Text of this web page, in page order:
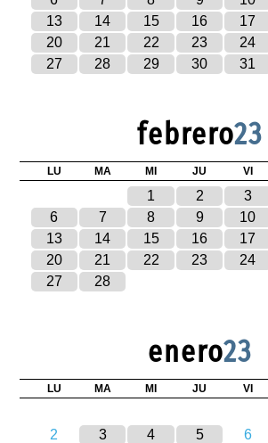
13
14 15 16 17
20
21 22 23 24
27
28 29 30 31
febrero23
LU MA MI JU VI
1 2 3
6
7 8 9 10
13
14 15 16 17
20
21 22 23 24
27
28
enero23
LU MA MI JU VI
2
3 4 5 6